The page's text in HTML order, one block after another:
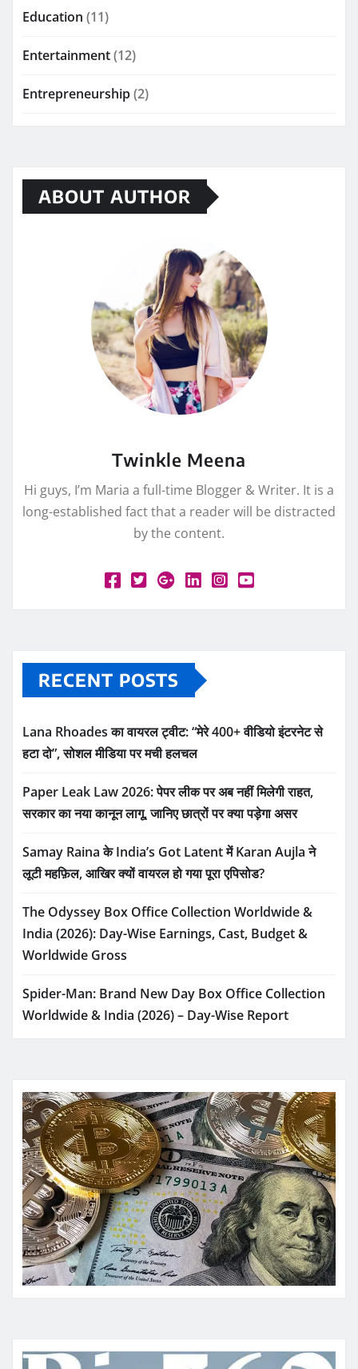
Education (11)
Entertainment(12)
Entrepreneurship(2)
ABOUT AUTHOR
Twinkle Meena
Hi guys, I’m Maria a full-time Blogger & Writer. It is a
long-established fact that a reader will be distracted
by the content.
RECENT POSTS
Lana Rhoades का वायरल ट्वीट: “मेरे 400+ वीडियो इंटरनेट से
हटा दो”, सोशल मीडिया पर मची हलचल
Paper Leak Law 2026: पेपर लीक पर अब नहीं मिलेगी राहत,
सरकार का नया कानून लागू, जानिए छात्रों पर क्या पड़ेगा असर
Samay Raina के India’s Got Latent में Karan Aujla ने
लूटी महफ़िल, आखिर क्यों वायरल हो गया पूरा एपिसोड?
The Odyssey Box Office Collection Worldwide &
India (2026): Day-Wise Earnings, Cast, Budget &
Worldwide Gross
Spider-Man: Brand New Day Box Office Collection
Worldwide & India (2026) – Day-Wise Report